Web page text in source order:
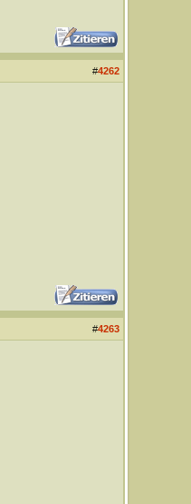
#4262
#4263